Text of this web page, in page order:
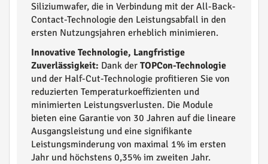
Siliziumwafer, die in Verbindung mit der All-Back-
Contact-Technologie den Leistungsabfall in den
ersten Nutzungsjahren erheblich minimieren.
Innovative Technologie, Langfristige
Zuverlässigkeit: Dank der TOPCon-Technologie
und der Half-Cut-Technologie profitieren Sie von
reduzierten Temperaturkoeffizienten und
minimierten Leistungsverlusten. Die Module
bieten eine Garantie von 30 Jahren auf die lineare
Ausgangsleistung und eine signifikante
Leistungsminderung von maximal 1% im ersten
Jahr und höchstens 0,35% im zweiten Jahr.